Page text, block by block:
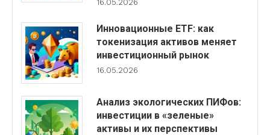
16.05.2026
Инновационные ETF: как
токенизация активов меняет
инвестиционный рынок
16.05.2026
Анализ экологических ПИФов:
инвестиции в «зеленые»
активы и их перспективы